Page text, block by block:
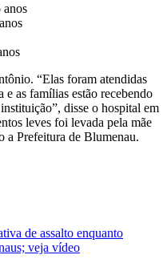
anos
“Elas foram atendidas
e as famílias estão recebendo
disse o hospital em
leves foi levada pela mãe
a Prefeitura de Blumenau.
de assalto enquanto
veja vídeo